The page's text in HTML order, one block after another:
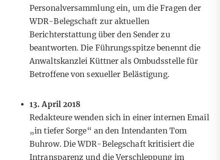
Personalversammlung ein, um die Fragen der
WDR-Belegschaft zur aktuellen
Berichterstattung über den Sender zu
beantworten. Die Führungsspitze benennt die
Anwaltskanzlei Küttner als Ombudsstelle für
Betroffene von sexueller Belästigung.
13. April 2018
Redakteure wenden sich in einer internen Email
„in tiefer Sorge“ an den Intendanten Tom
Buhrow. Die WDR-Belegschaft kritisiert die
Intransparenz und die Verschleppung im